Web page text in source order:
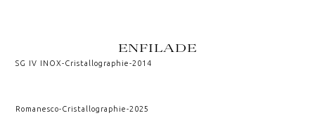
ENFILADE
SG IV INOX-Cristallographie-2014
Romanesco-Cristallographie-2025